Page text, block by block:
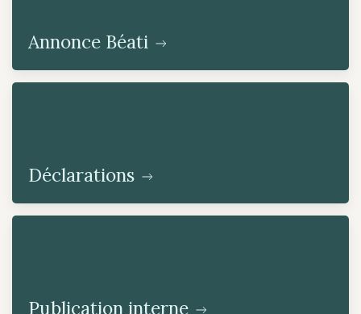
Annonce Béati
Déclarations
Publication interne